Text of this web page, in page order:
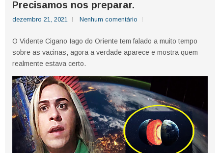
Precisamos nos preparar.
dezembro 21, 2021 Nenhum comentário
O Vidente Cigano Iago do Oriente tem falado a muito tempo
sobre as vacinas, agora a verdade aparece e mostra quem
realmente estava certo.